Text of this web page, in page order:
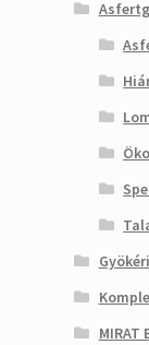
MIRAT